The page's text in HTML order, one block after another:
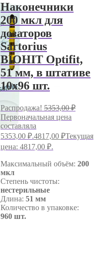
Наконечники
200 мкл для
дозаторов
Sartorius
BIOHIT Optifit,
51 мм, в штативе
10х96 шт.
Распродажа! 5353,00₽
Первоначальная цена
составляла
5353,00 ₽.4817,00 ₽Текущая
цена: 4817,00 ₽.
Максимальный объём: 200
мкл
Степень чистоты:
нестерильные
Длина: 51 мм
Количество в упаковке:
960 шт.